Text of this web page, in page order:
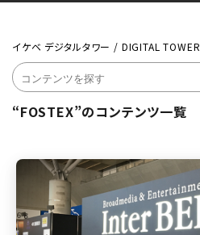
イケベ デジタルタワー / DIGITAL TOWER
“FOSTEX”のコンテンツ一覧